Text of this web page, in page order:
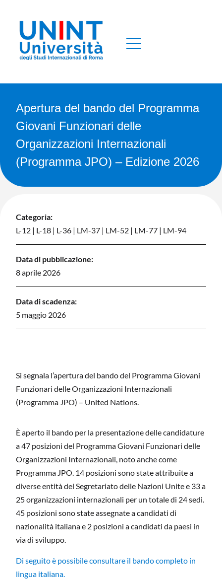
Apertura del bando del Programma
Giovani Funzionari delle
Organizzazioni Internazionali
(Programma JPO) – Edizione 2026
Categoria:
L-12 | L-18 | L-36 | LM-37 | LM-52 | LM-77 | LM-94
Data di pubblicazione:
8 aprile 2026
Data di scadenza:
5 maggio 2026
Si segnala l’apertura del bando del Programma Giovani
Funzionari delle Organizzazioni Internazionali
(Programma JPO) – United Nations.
È aperto il bando per la presentazione delle candidature
a 47 posizioni del Programma Giovani Funzionari delle
Organizzazioni Internazionali, noto anche come
Programma JPO. 14 posizioni sono state attribuite a
diverse entità del Segretariato delle Nazioni Unite e 33 a
25 organizzazioni internazionali per un totale di 24 sedi.
45 posizioni sono state assegnate a candidati di
nazionalità italiana e 2 posizioni a candidati da paesi in
via di sviluppo.
Di seguito è possibile consultare il bando completo in
lingua italiana.